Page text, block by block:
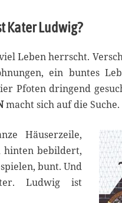
Kater Ludwig?
Leben herrscht.
ein buntes
Pfoten dringend
macht sich auf die Suche.
Häuserzeile,
hinten bebildert,
bunt. Und
Ludwig ist